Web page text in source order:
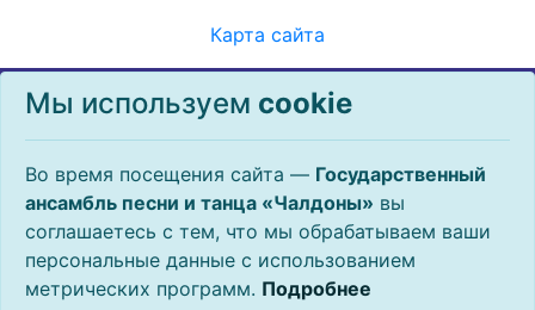
Мы используем сookie
Во время посещения сайта — Государственный
ансамбль песни и танца «Чалдоны» вы
соглашаетесь с тем, что мы обрабатываем ваши
персональные данные с использованием
метрических программ. Подробнее
Карта сайта
Во время посещения данного сайта, государственное
автономное учреждение культуры Новосибирской
области «Государственный ансамбль песни и танца
«Чалдоны» может использовать общеотраслевую
технологию, называемую cookie. Файлы cookie
представляют собой небольшие фрагменты данных,
которые временно сохраняются на вашем компьютере
или мобильном устройстве, и обеспечивают более